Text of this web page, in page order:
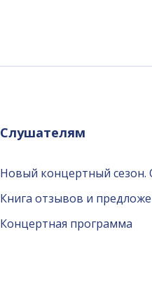
Слушателям
Новый концертный сезон.
Книга отзывов и
Концертная программа